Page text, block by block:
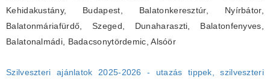
Kehidakustány, Budapest, Balatonkeresztúr, Nyírbátor,
Balatonmáriafürdő, Szeged, Dunaharaszti, Balatonfenyves,
Balatonalmádi, Badacsonytördemic, Alsóör
Szilveszteri ajánlatok 2025-2026 - utazás tippek, szilveszteri